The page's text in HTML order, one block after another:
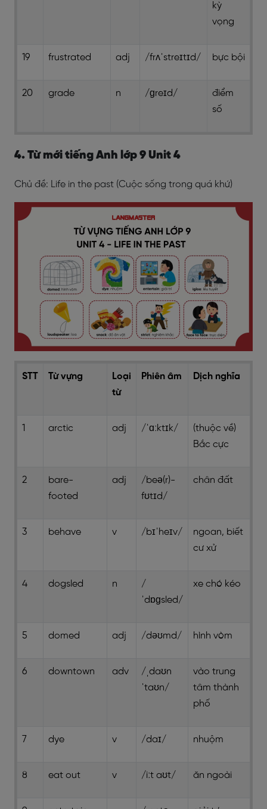
kỳ
vọng
19 frustrated adj /frʌˈstreɪtɪd/ bực bội
20 grade n /ɡreɪd/
điểm
số
4. Từ mới tiếng Anh lớp 9 Unit 4
Chủ đề: Life in the past (Cuộc sống trong quá khứ)
STT Từ vựng
Loại
từ
Phiên âm Dịch nghĩa
1 arctic adj /ˈɑːktɪk/
(thuộc về)
Bắc cực
2
bare-
footed
adj
/beə(r)-
fʊtɪd/
chân đất
3 behave v /bɪˈheɪv/
ngoan, biết
cư xử
4 dogsled n
/
ˈdɒɡsled/
xe chó kéo
5 domed adj /dəʊmd/ hình vòm
6 downtown adv
/ˌdaʊn
ˈtaʊn/
vào trung
tâm thành
phố
7 dye v /daɪ/ nhuộm
8 eat out v /iːt aʊt/ ăn ngoài